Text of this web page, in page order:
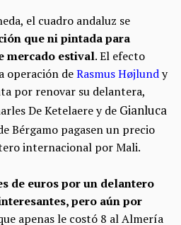
el cuadro andaluz se
que ni pintada para
mercado estival. El efecto
operación deRasmus Højlundy
por renovar su delantera,
De Ketelaere y de Gianluca
Bérgamo pagasen un precio
internacional por Mali.
de euros por un delantero
pero aún por
apenas le costó 8 al Almería